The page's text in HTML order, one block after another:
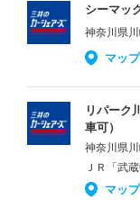
シーマッ
神奈川県
マッ
リパーク
車可）
神奈川県
ＪＲ「武
マッ